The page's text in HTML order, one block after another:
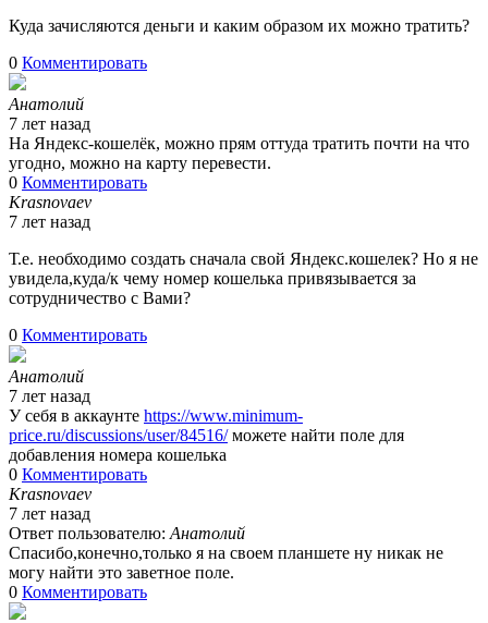
Куда зачисляются деньги и каким образом их можно тратить?
0 Комментировать
Анатолий
7 лет назад
На Яндекс-кошелёк, можно прям оттуда тратить почти на что
угодно, можно на карту перевести.
0 Комментировать
Krasnovaev
7 лет назад
Т.е. необходимо создать сначала свой Яндекс.кошелек? Но я не
увидела,куда/к чему номер кошелька привязывается за
сотрудничество с Вами?
0 Комментировать
Анатолий
7 лет назад
У себя в аккаунте https://www.minimum-
price.ru/discussions/user/84516/можете найти поле для
добавления номера кошелька
0 Комментировать
Krasnovaev
7 лет назад
Ответ пользователю:Анатолий
Спасибо,конечно,только я на своем планшете ну никак не
могу найти это заветное поле.
0 Комментировать